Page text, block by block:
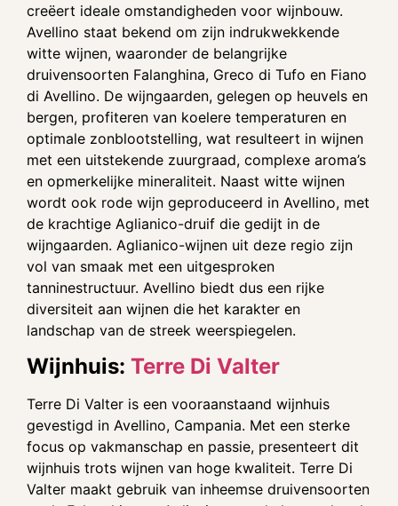
creëert ideale omstandigheden voor wijnbouw.
Avellino staat bekend om zijn indrukwekkende
witte wijnen, waaronder de belangrijke
druivensoorten Falanghina, Greco di Tufo en Fiano
di Avellino. De wijngaarden, gelegen op heuvels en
bergen, profiteren van koelere temperaturen en
optimale zonblootstelling, wat resulteert in wijnen
met een uitstekende zuurgraad, complexe aroma’s
en opmerkelijke mineraliteit. Naast witte wijnen
wordt ook rode wijn geproduceerd in Avellino, met
de krachtige Aglianico-druif die gedijt in de
wijngaarden. Aglianico-wijnen uit deze regio zijn
vol van smaak met een uitgesproken
tanninestructuur. Avellino biedt dus een rijke
diversiteit aan wijnen die het karakter en
landschap van de streek weerspiegelen.
Wijnhuis: Terre Di Valter
Terre Di Valter is een vooraanstaand wijnhuis
gevestigd in Avellino, Campania. Met een sterke
focus op vakmanschap en passie, presenteert dit
wijnhuis trots wijnen van hoge kwaliteit. Terre Di
Valter maakt gebruik van inheemse druivensoorten